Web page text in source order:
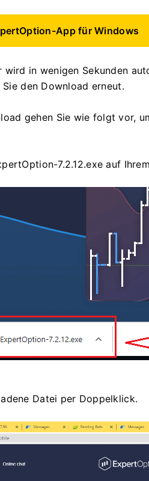
App für Windows
in wenigen Sekunden
den Download erneut.
gehen Sie wie folgt vor,
7.2.12.exe auf
Datei per Doppelklick.